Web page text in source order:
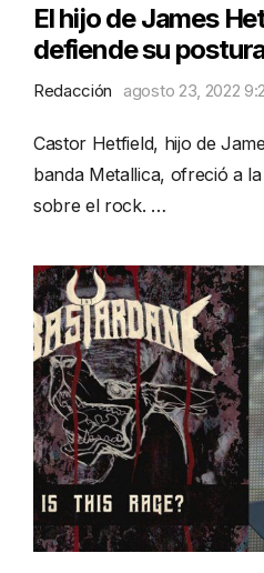
El hijo de James
defiende su
Redacción agosto 23, 2022
Castor Hetfield, hijo de
banda Metallica, ofreció a
sobre el rock. …